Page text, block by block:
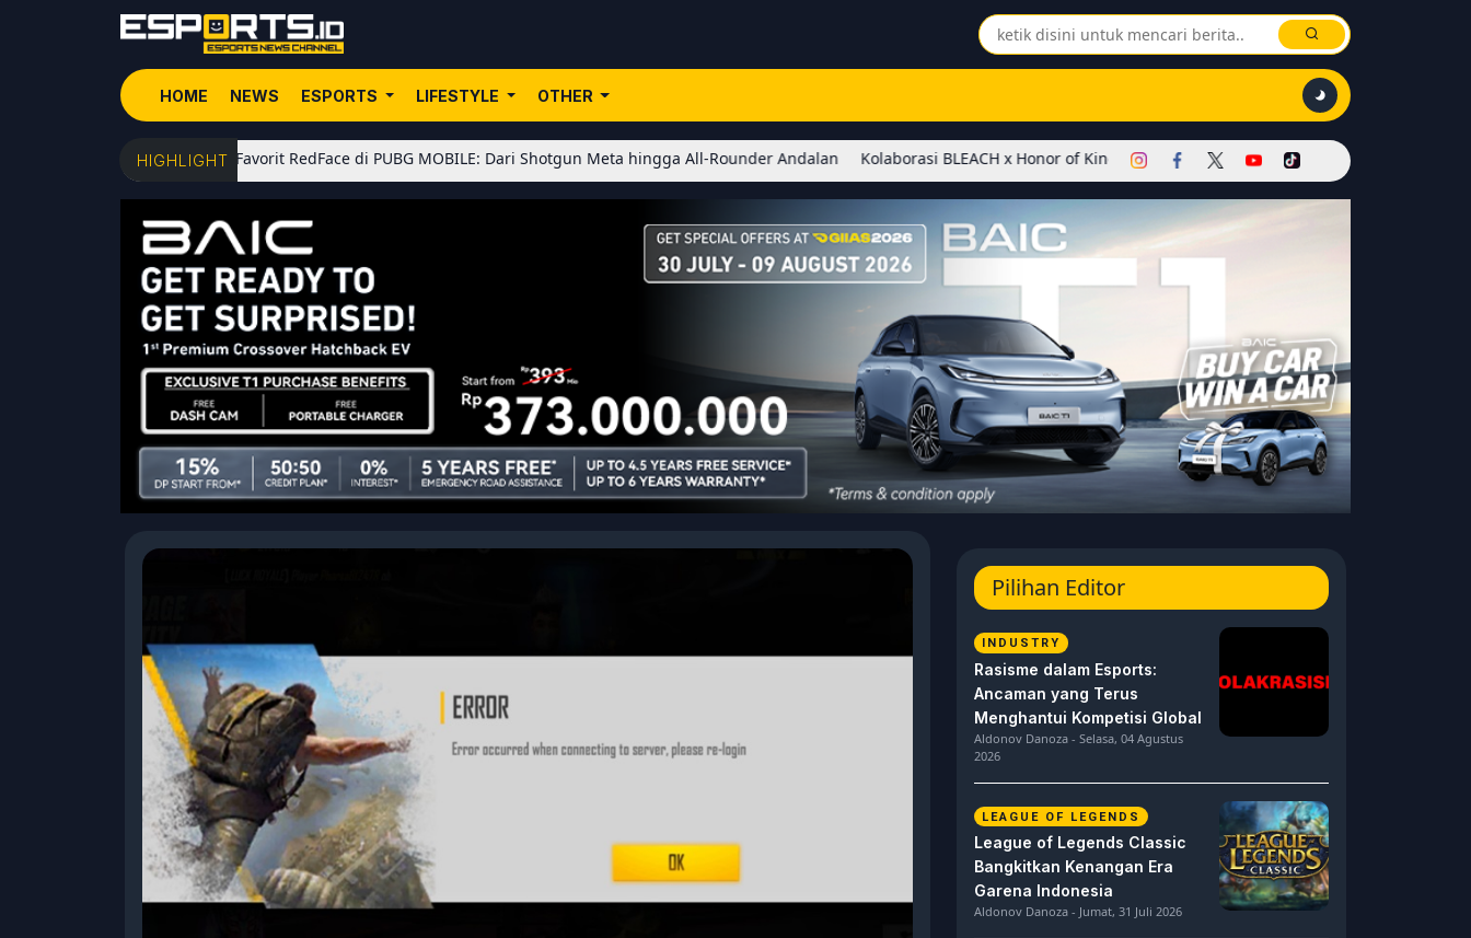
HOME NEWS ESPORTS LIFESTYLE OTHER
HIGHLIGHT
5 Senjata Favorit RedFace di PUBG MOBILE: Dari Shotgun Meta hingga All-Rounder Andalan Kolaborasi BLEACH x Honor of Kings Dimulai! Hadirkan Skin Soul Reaper, Mode Khusus, dan
Pilihan Editor
INDUSTRY
Rasisme dalam Esports:
Ancaman yang Terus
Menghantui Kompetisi Global
Aldonov Danoza - Selasa, 04 Agustus
2026
LEAGUE OF LEGENDS
League of Legends Classic
Bangkitkan Kenangan Era
Garena Indonesia
Aldonov Danoza - Jumat, 31 Juli 2026